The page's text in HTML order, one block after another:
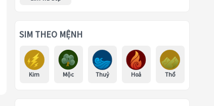
SIM THEO MỆNH
Kim Mộc Thuỷ Hoả Thổ